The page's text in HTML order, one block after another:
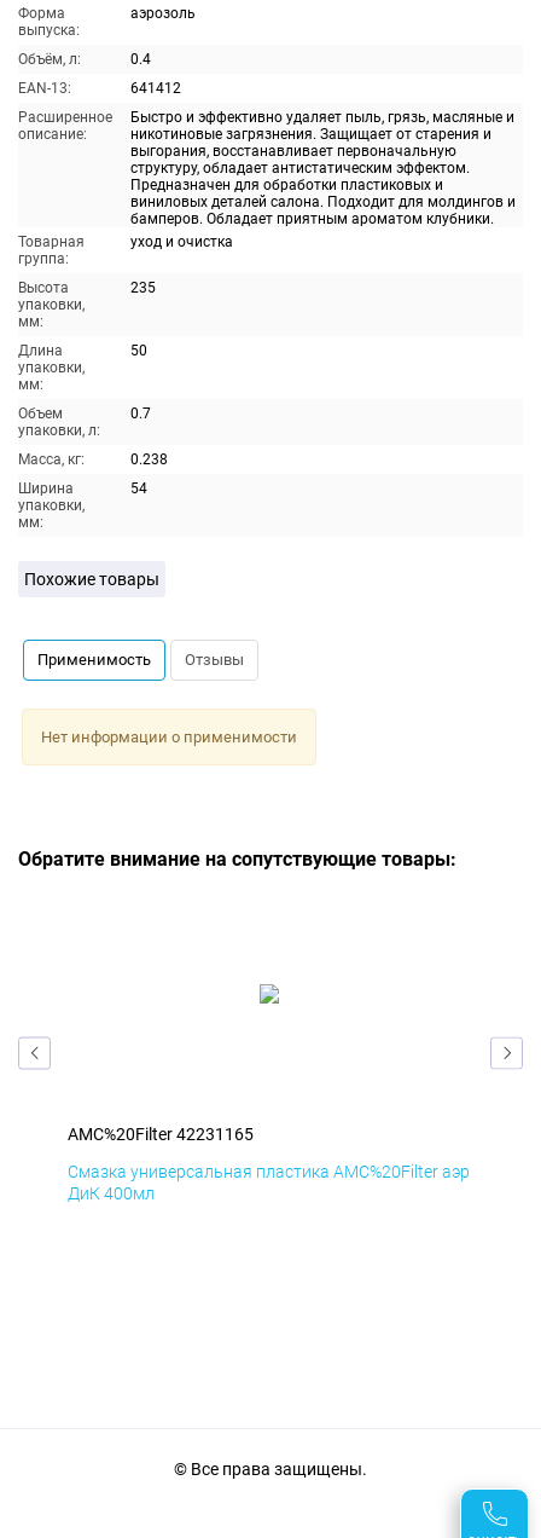
Форма
выпуска:
аэрозоль
Объём, л:
0.4
EAN-13:
641412
Расширенное
описание:
Быстро и эффективно удаляет пыль, грязь, масляные и
никотиновые загрязнения. Защищает от старения и
выгорания, восстанавливает первоначальную
структуру, обладает антистатическим эффектом.
Предназначен для обработки пластиковых и
виниловых деталей салона. Подходит для молдингов и
бамперов. Обладает приятным ароматом клубники.
Товарная
группа:
уход и очистка
Высота
упаковки,
мм:
235
Длина
упаковки,
мм:
50
Объем
упаковки, л:
0.7
Масса, кг:
0.238
Ширина
упаковки,
мм:
54
Похожие товары
Применимость Отзывы
Нет информации о применимости
Обратите внимание на сопутствующие товары:
AMC%20Filter 42231165
Смазка универсальная пластика AMC%20Filter аэр
ДиК 400мл
© Все права защищены.